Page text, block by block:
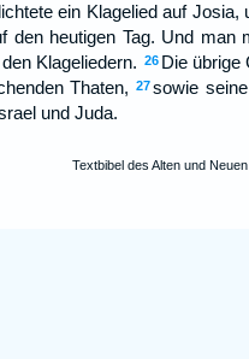
ein Klagelied auf
den heutigen Tag. Und
Klageliedern. 26 Die übrige
Thaten,
27 sowie
und Juda.
Textbibel des Alten und